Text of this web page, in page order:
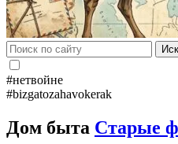
#нетвойне
#bizgatozahavokerak
Дом быта Старые